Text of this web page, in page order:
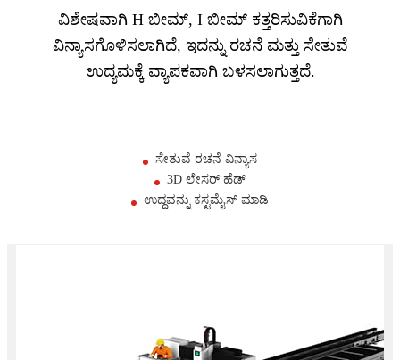
ವಿಶೇಷವಾಗಿ H ಬೀಮ್, I ಬೀಮ್ ಕತ್ತರಿಸುವಿಕೆಗಾಗಿ
ವಿನ್ಯಾಸಗೊಳಿಸಲಾಗಿದೆ, ಇದನ್ನು ರಚನೆ ಮತ್ತು ಸೇತುವೆ
ಉದ್ಯಮಕ್ಕೆ ವ್ಯಾಪಕವಾಗಿ ಬಳಸಲಾಗುತ್ತದೆ.
ಸೇತುವೆ ರಚನೆ ವಿನ್ಯಾಸ
3D ಲೇಸರ್ ಹೆಡ್
ಉದ್ದವನ್ನು ಕಸ್ಟಮೈಸ್ ಮಾಡಿ